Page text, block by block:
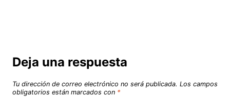
Deja una respuesta
Tu dirección de correo electrónico no será publicada. Los campos
obligatorios están marcados con *